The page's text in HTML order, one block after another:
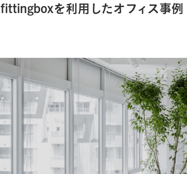
fittingboxを利用したオフィス事例